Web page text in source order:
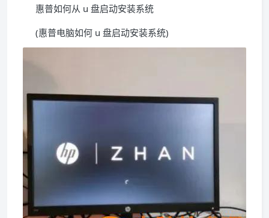
惠普如何从 u 盘启动安装系统
(惠普电脑如何 u 盘启动安装系统)